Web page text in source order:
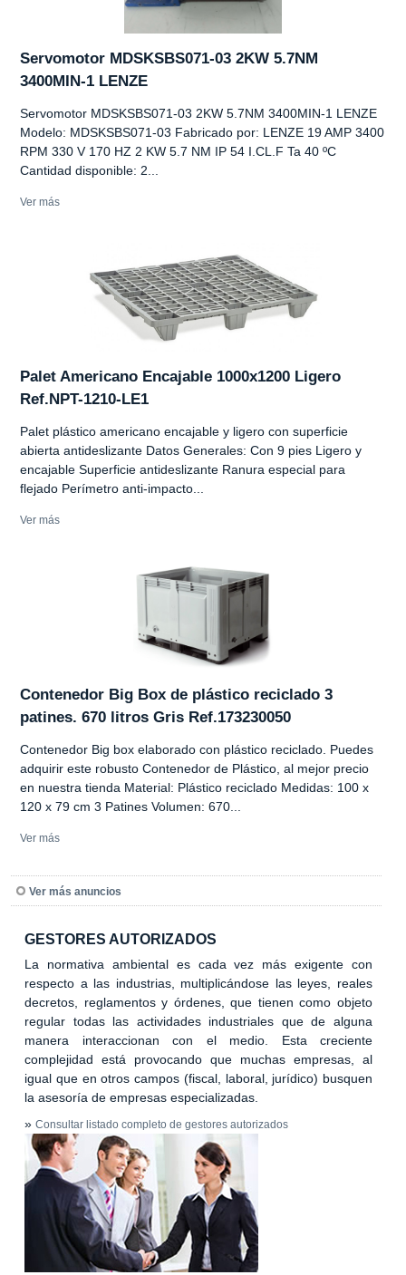
Servomotor MDSKSBS071-03 2KW 5.7NM
3400MIN-1 LENZE
Servomotor MDSKSBS071-03 2KW 5.7NM 3400MIN-1 LENZE
Modelo: MDSKSBS071-03 Fabricado por: LENZE 19 AMP 3400
RPM 330 V 170 HZ 2 KW 5.7 NM IP 54 I.CL.F Ta 40 ºC
Cantidad disponible: 2...
Ver más
Palet Americano Encajable 1000x1200 Ligero
Ref.NPT-1210-LE1
Palet plástico americano encajable y ligero con superficie
abierta antideslizante Datos Generales: Con 9 pies Ligero y
encajable Superficie antideslizante Ranura especial para
flejado Perímetro anti-impacto...
Ver más
Contenedor Big Box de plástico reciclado 3
patines. 670 litros Gris Ref.173230050
Contenedor Big box elaborado con plástico reciclado. Puedes
adquirir este robusto Contenedor de Plástico, al mejor precio
en nuestra tienda Material: Plástico reciclado Medidas: 100 x
120 x 79 cm 3 Patines Volumen: 670...
Ver más
Ver más anuncios
GESTORES AUTORIZADOS
La normativa ambiental es cada vez más exigente con
respecto a las industrias, multiplicándose las leyes, reales
decretos, reglamentos y órdenes, que tienen como objeto
regular todas las actividades industriales que de alguna
manera interaccionan con el medio. Esta creciente
complejidad está provocando que muchas empresas, al
igual que en otros campos (fiscal, laboral, jurídico) busquen
la asesoría de empresas especializadas.
» Consultar listado completo de gestores autorizados